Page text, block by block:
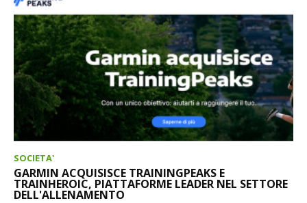
SOCIETA'
GARMIN ACQUISISCE TRAININGPEAKS E
TRAINHEROIC, PIATTAFORME LEADER NEL SETTORE
DELL'ALLENAMENTO